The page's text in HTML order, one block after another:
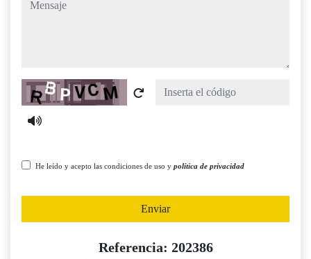
Captcha
He leído y acepto las condiciones de uso y política de privacidad
Enviar
Referencia: 202386